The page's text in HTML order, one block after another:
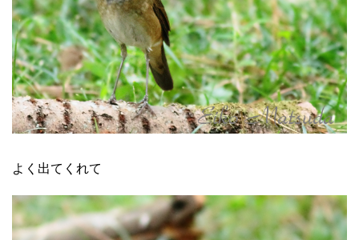
よく出てくれて